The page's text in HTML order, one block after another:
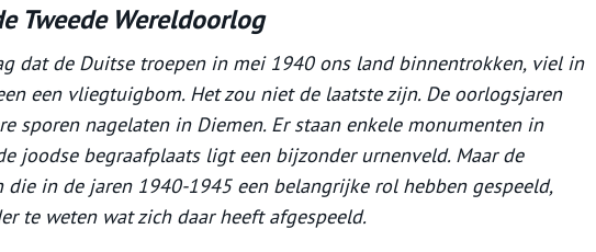
Tweede Wereldoorlog
dat de Duitse troepen in mei 1940 ons land binnentrokken, viel in
een vliegtuigbom. Het zou niet de laatste zijn. De oorlogsjaren
sporen nagelaten in Diemen. Er staan enkele monumenten in
joodse begraafplaats ligt een bijzonder urnenveld. Maar de
die in de jaren 1940-1945 een belangrijke rol hebben gespeeld,
te weten wat zich daar heeft afgespeeld.